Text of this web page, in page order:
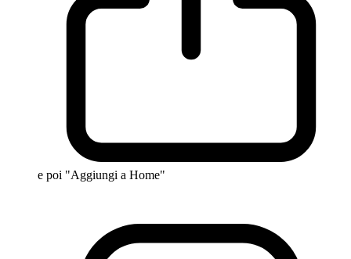
e poi "Aggiungi a Home"